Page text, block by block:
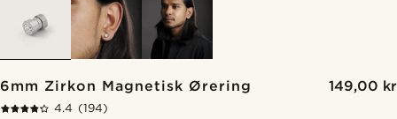
6mm Zirkon Magnetisk Ørering 149,00 kr
4.4 (194)